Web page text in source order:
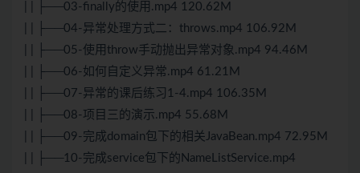
| | ├──03-finally的使用.mp4 120.62M
| | ├──04-异常处理方式二：throws.mp4 106.92M
| | ├──05-使用throw手动抛出异常对象.mp4 94.46M
| | ├──06-如何自定义异常.mp4 61.21M
| | ├──07-异常的课后练习1-4.mp4 106.35M
| | ├──08-项目三的演示.mp4 55.68M
| | ├──09-完成domain包下的相关JavaBean.mp4 72.95M
| | ├──10-完成service包下的NameListService.mp4